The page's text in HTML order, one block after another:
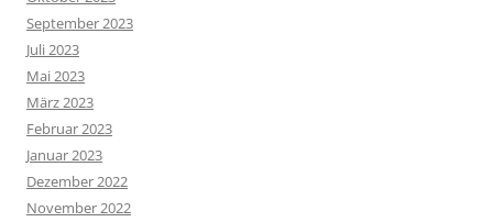
September 2023
Juli 2023
Mai 2023
März 2023
Februar 2023
Januar 2023
Dezember 2022
November 2022